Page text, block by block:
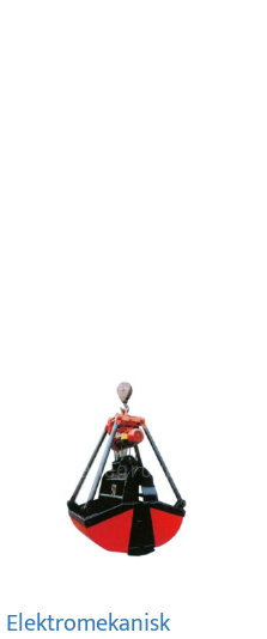
Elektromekanisk